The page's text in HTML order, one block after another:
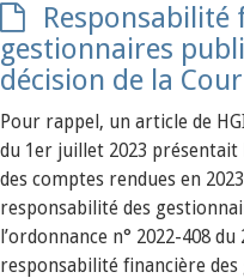
Responsabilité
gestionnaires
décision de la
Pour rappel, un article de
du 1er juillet 2023 présentait
des comptes rendues en
responsabilité des
l’ordonnance n° 2022-408
responsabilité financière